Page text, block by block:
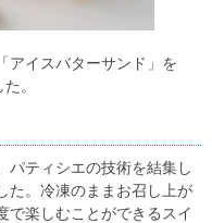
アイスバターサンド」を
。
パティシエの技術を結集し
た。冷凍のままお召し上が
で楽しむことができるスイ